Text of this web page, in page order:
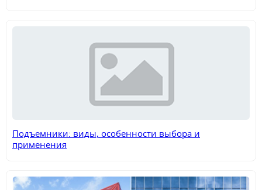
Подъемники: виды, особенности выбора и
применения